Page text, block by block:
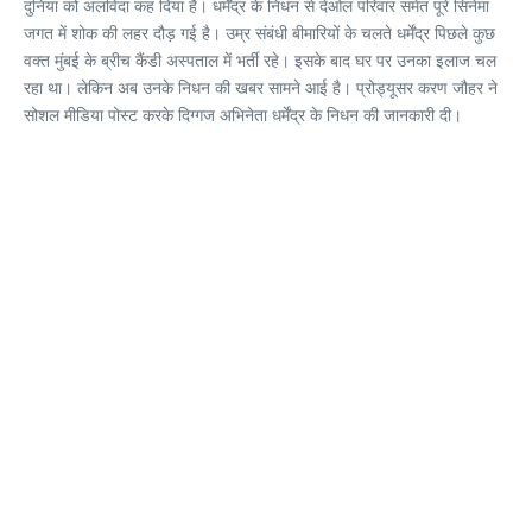
दुनिया को अलविदा कह दिया है। धर्मेंद्र के निधन से देओल परिवार समेत पूरे सिनेमा
जगत में शोक की लहर दौड़ गई है। उम्र संबंधी बीमारियों के चलते धर्मेंद्र पिछले कुछ
वक्त मुंबई के ब्रीच कैंडी अस्पताल में भर्ती रहे। इसके बाद घर पर उनका इलाज चल
रहा था। लेकिन अब उनके निधन की खबर सामने आई है। प्रोड्यूसर करण जौहर ने
सोशल मीडिया पोस्ट करके दिग्गज अभिनेता धर्मेंद्र के निधन की जानकारी दी।